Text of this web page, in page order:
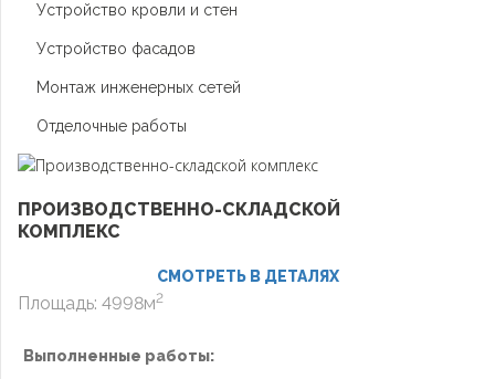
Устройство кровли и стен
Устройство фасадов
Монтаж инженерных сетей
Отделочные работы
ПРОИЗВОДСТВЕННО-СКЛАДСКОЙ
КОМПЛЕКС
СМОТРЕТЬ В ДЕТАЛЯХ
Площадь: 4998м2
Выполненные работы: